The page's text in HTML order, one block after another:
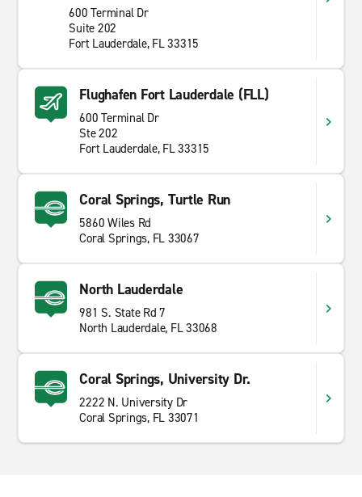
600 Terminal Dr
Suite 202
Fort Lauderdale, FL 33315
Flughafen Fort Lauderdale (FLL)
600 Terminal Dr
Ste 202
Fort Lauderdale, FL 33315
Coral Springs, Turtle Run
5860 Wiles Rd
Coral Springs, FL 33067
North Lauderdale
981 S. State Rd 7
North Lauderdale, FL 33068
Coral Springs, University Dr.
2222 N. University Dr
Coral Springs, FL 33071